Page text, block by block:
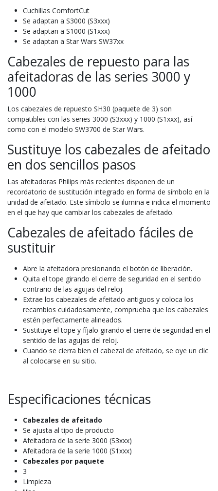
Cuchillas ComfortCut
Se adaptan a S3000 (S3xxx)
Se adaptan a S1000 (S1xxx)
Se adaptan a Star Wars SW37xx
Cabezales de repuesto para las
afeitadoras de las series 3000 y
1000
Los cabezales de repuesto SH30 (paquete de 3) son
compatibles con las series 3000 (S3xxx) y 1000 (S1xxx), así
como con el modelo SW3700 de Star Wars.
Sustituye los cabezales de afeitado
en dos sencillos pasos
Las afeitadoras Philips más recientes disponen de un
recordatorio de sustitución integrado en forma de símbolo en la
unidad de afeitado. Este símbolo se ilumina e indica el momento
en el que hay que cambiar los cabezales de afeitado.
Cabezales de afeitado fáciles de
sustituir
Abre la afeitadora presionando el botón de liberación.
Quita el tope girando el cierre de seguridad en el sentido
contrario de las agujas del reloj.
Extrae los cabezales de afeitado antiguos y coloca los
recambios cuidadosamente, comprueba que los cabezales
estén perfectamente alineados.
Sustituye el tope y fíjalo girando el cierre de seguridad en el
sentido de las agujas del reloj.
Cuando se cierra bien el cabezal de afeitado, se oye un clic
al colocarse en su sitio.
Especificaciones técnicas
Cabezales de afeitado
Se ajusta al tipo de producto
Afeitadora de la serie 3000 (S3xxx)
Afeitadora de la serie 1000 (S1xxx)
Cabezales por paquete
3
Limpieza